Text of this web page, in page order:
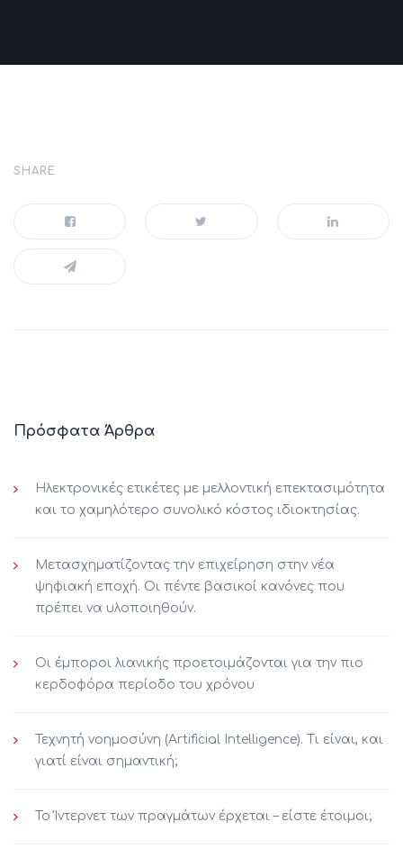
SHARE
Πρόσφατα Άρθρα
Ηλεκτρονικές ετικέτες με μελλοντική επεκτασιμότητα
και το χαμηλότερο συνολικό κόστος ιδιοκτησίας.
Μετασχηματίζοντας την επιχείρηση στην νέα
ψηφιακή εποχή. Οι πέντε βασικοί κανόνες που
πρέπει να υλοποιηθούν.
Οι έμποροι λιανικής προετοιμάζονται για την πιο
κερδοφόρα περίοδο του χρόνου
Τεχνητή νοημοσύνη (Artificial Intelligence). Τι είναι, και
γιατί είναι σημαντική;
Το Ίντερνετ των πραγμάτων έρχεται – είστε έτοιμοι;